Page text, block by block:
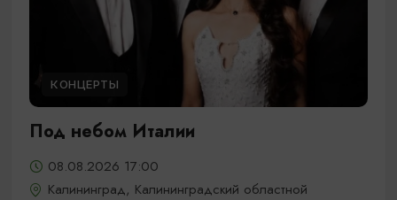
КОНЦЕРТЫ
Под небом Италии
08.08.2026 17:00
Калининград, Калининградский областной